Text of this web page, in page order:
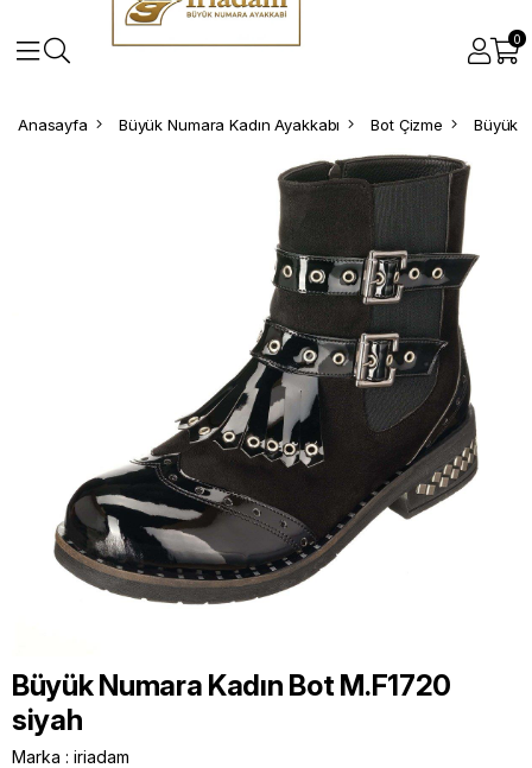
0
Anasayfa Büyük Numara Kadın Ayakkabı Bot Çizme Büyük
Büyük Numara Kadın Bot M.F1720
siyah
Marka : iriadam